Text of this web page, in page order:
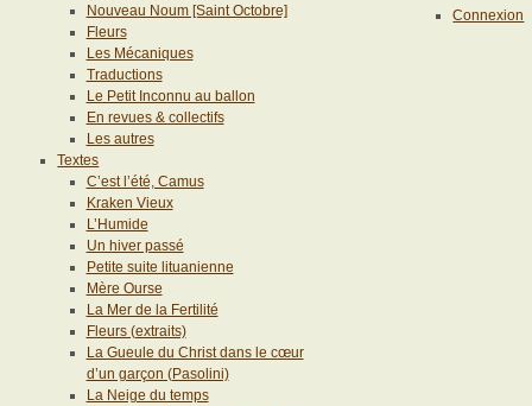
Nouveau Noum [Saint Octobre]
Fleurs
Les Mécaniques
Traductions
Le Petit Inconnu au ballon
En revues & collectifs
Les autres
Textes
C’est l’été, Camus
Kraken Vieux
L’Humide
Un hiver passé
Petite suite lituanienne
Mère Ourse
La Mer de la Fertilité
Fleurs (extraits)
La Gueule du Christ dans le cœur
d’un garçon (Pasolini)
La Neige du temps
Connexion